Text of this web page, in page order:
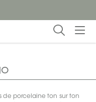
de porcelaine ton sur ton